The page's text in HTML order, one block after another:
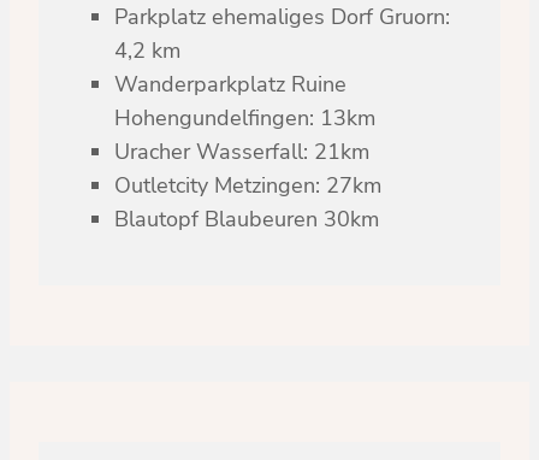
Parkplatz ehemaliges Dorf Gruorn:
4,2 km
Wanderparkplatz Ruine
Hohengundelfingen: 13km
Uracher Wasserfall: 21km
Outletcity Metzingen: 27km
Blautopf Blaubeuren 30km